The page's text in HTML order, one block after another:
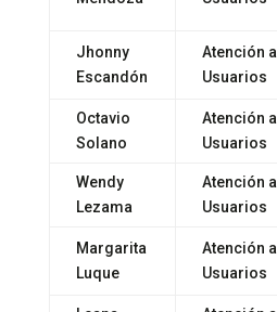
Jhonny
Escandón
Atención a
Usuarios
Octavio
Solano
Atención a
Usuarios
Wendy
Lezama
Atención a
Usuarios
Margarita
Luque
Atención a
Usuarios